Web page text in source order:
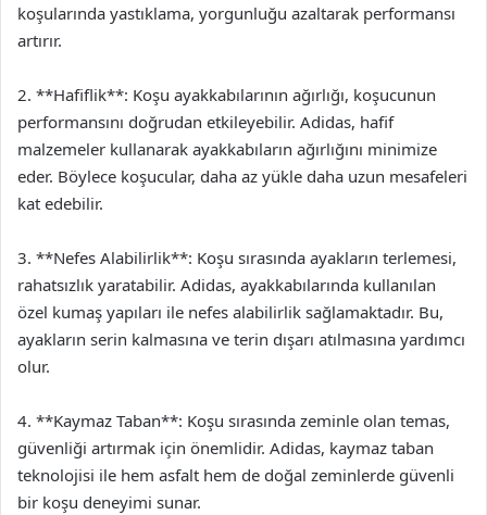
koşularında yastıklama, yorgunluğu azaltarak performansı
artırır.
2. **Hafiflik**: Koşu ayakkabılarının ağırlığı, koşucunun
performansını doğrudan etkileyebilir. Adidas, hafif
malzemeler kullanarak ayakkabıların ağırlığını minimize
eder. Böylece koşucular, daha az yükle daha uzun mesafeleri
kat edebilir.
3. **Nefes Alabilirlik**: Koşu sırasında ayakların terlemesi,
rahatsızlık yaratabilir. Adidas, ayakkabılarında kullanılan
özel kumaş yapıları ile nefes alabilirlik sağlamaktadır. Bu,
ayakların serin kalmasına ve terin dışarı atılmasına yardımcı
olur.
4. **Kaymaz Taban**: Koşu sırasında zeminle olan temas,
güvenliği artırmak için önemlidir. Adidas, kaymaz taban
teknolojisi ile hem asfalt hem de doğal zeminlerde güvenli
bir koşu deneyimi sunar.